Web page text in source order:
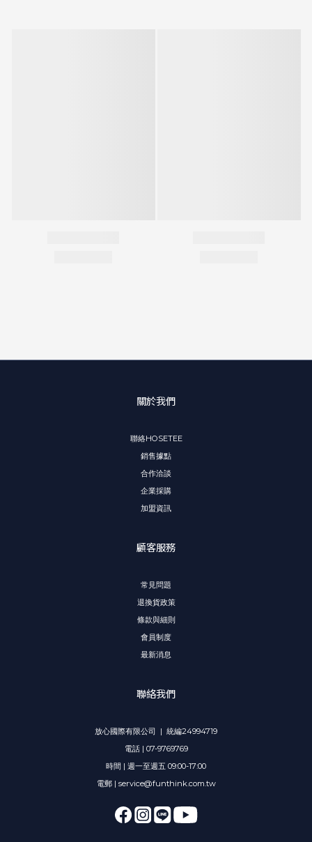
關於我們
聯絡HOSETEE
銷售據點
合作洽談
企業採購
加盟資訊
顧客服務
常見問題
退換貨政策
條款與細則
會員制度
最新消息
聯絡我們
放心國際有限公司 | 統編24994719
電話 | 07-9769769
時間 | 週一至週五 09:00-17:00
電郵 | service@funthink.com.tw